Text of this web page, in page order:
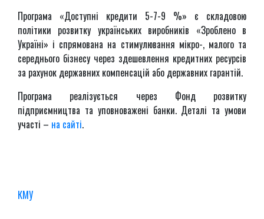
Програма «Доступні кредити 5-7-9 %» є складовою
політики розвитку українських виробників «Зроблено в
Україні» і спрямована на стимулювання мікро-, малого та
середнього бізнесу через здешевлення кредитних ресурсів
за рахунок державних компенсацій або державних гарантій.
Програма реалізується через Фонд розвитку
підприємництва та уповноважені банки. Деталі та умови
участі – на сайті.
КМУ